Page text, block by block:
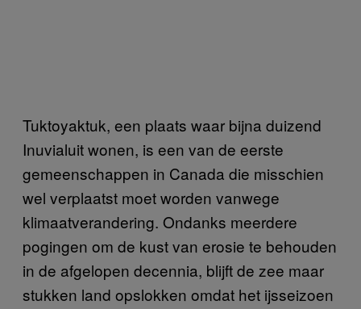
Tuktoyaktuk, een plaats waar bijna duizend
Inuvialuit wonen, is een van de eerste
gemeenschappen in Canada die misschien
wel verplaatst moet worden vanwege
klimaatverandering. Ondanks meerdere
pogingen om de kust van erosie te behouden
in de afgelopen decennia, blijft de zee maar
stukken land opslokken omdat het ijsseizoen